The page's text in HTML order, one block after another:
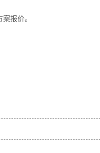
报价。